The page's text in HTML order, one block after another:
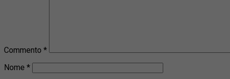
Commento *
Nome *